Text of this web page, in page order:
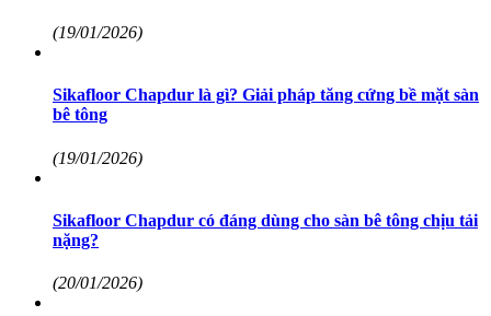
(19/01/2026)
Sikafloor Chapdur là gì? Giải pháp tăng cứng bề mặt sàn
bê tông
(19/01/2026)
Sikafloor Chapdur có đáng dùng cho sàn bê tông chịu tải
nặng?
(20/01/2026)